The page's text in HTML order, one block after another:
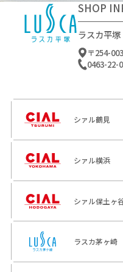
SHOP
ラスカ平塚
〒254-
0463-22-
シァル鶴見
シァル横浜
シァル保土ヶ
ラスカ茅ヶ崎